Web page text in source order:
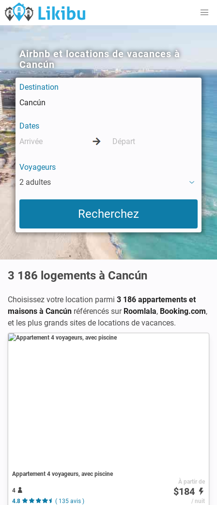
Airbnb et locations de vacances à
Cancún
Destination
Dates
Voyageurs
2 adultes
3 186 logements à Cancún
Choisissez votre location parmi 3 186 appartements et
maisons à Cancún référencés sur Roomlala, Booking.com,
et les plus grands sites de locations de vacances.
Appartement 4 voyageurs, avec piscine
4
4.8
( 135 avis )
À partir de
$184
/ nuit